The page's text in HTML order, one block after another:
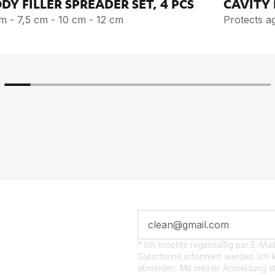
FIL­LER SPREA­DER SET, 4 PCS
- 7,5 cm - 10 cm - 12 cm
CA­VI­TY
Protects
* Ich möchte regelmäßig per E-
Gutscheine informiert werden. Ich
abmelden. Mit meiner Anmeldung